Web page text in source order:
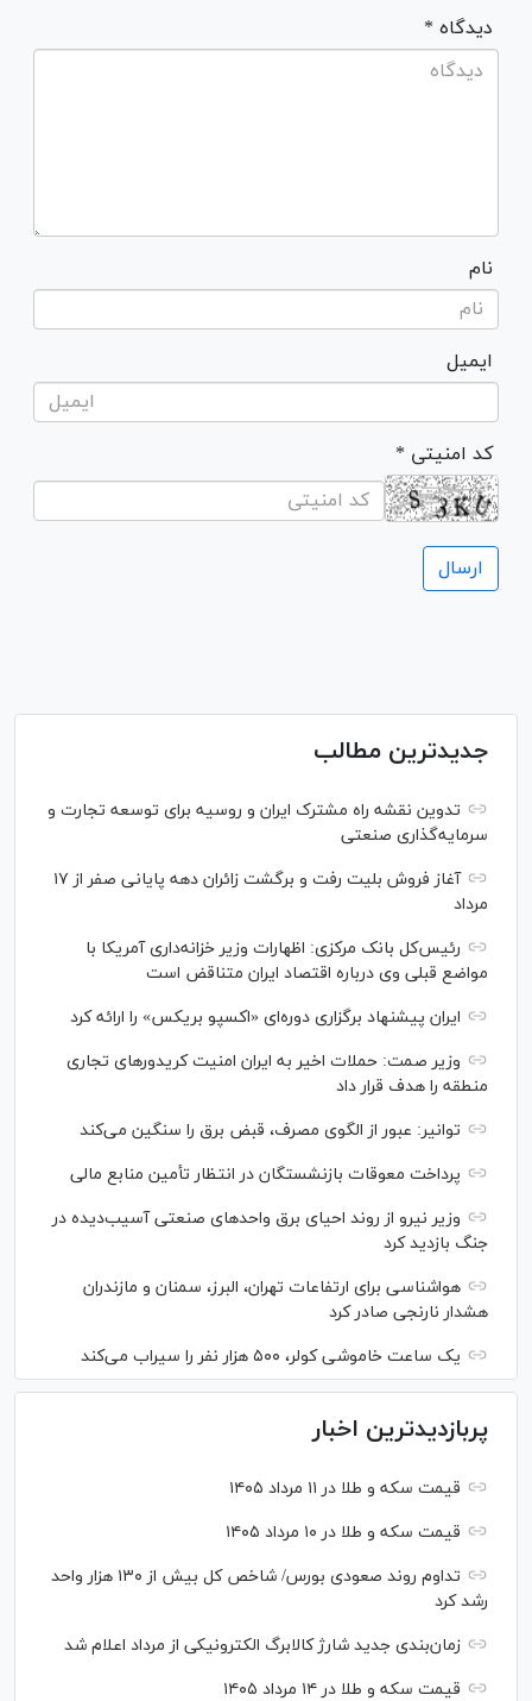
* دیدگاه
نام
ایمیل
* کد امنیتی
جدیدترین مطالب
تدوین نقشه راه مشترک ایران و روسیه برای توسعه تجارت و
سرمایه‌گذاری صنعتی
آغاز فروش بلیت رفت و برگشت زائران دهه پایانی صفر از ۱۷
مرداد
رئیس‌کل بانک مرکزی: اظهارات وزیر خزانه‌داری آمریکا با
مواضع قبلی وی درباره اقتصاد ایران متناقض است
ایران پیشنهاد برگزاری دوره‌ای «اکسپو بریکس» را ارائه کرد
وزیر صمت: حملات اخیر به ایران امنیت کریدورهای تجاری
منطقه را هدف قرار داد
توانیر: عبور از الگوی مصرف، قبض برق را سنگین می‌کند
پرداخت معوقات بازنشستگان در انتظار تأمین منابع مالی
وزیر نیرو از روند احیای برق واحدهای صنعتی آسیب‌دیده در
جنگ بازدید کرد
هواشناسی برای ارتفاعات تهران، البرز، سمنان و مازندران
هشدار نارنجی صادر کرد
یک ساعت خاموشی کولر، ۵۰۰ هزار نفر را سیراب می‌کند
پربازدیدترین اخبار
قیمت سکه و طلا در ۱۱ مرداد ۱۴۰۵
قیمت سکه و طلا در ۱۰ مرداد ۱۴۰۵
تداوم روند صعودی بورس/ شاخص کل بیش از ۱۳۰ هزار واحد
رشد کرد
زمان‌بندی جدید شارژ کالابرگ الکترونیکی از مرداد اعلام شد
قیمت سکه و طلا در ۱۴ مرداد ۱۴۰۵